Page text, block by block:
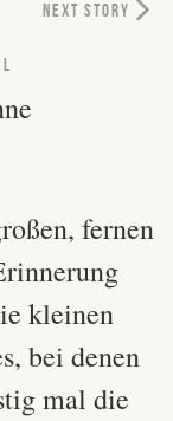
NEXT STORY
fernen
kleinen
bei denen
mal die